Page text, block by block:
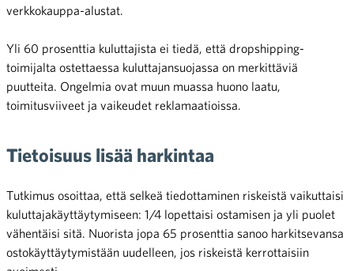
verkkokauppa-alustat.
Yli 60 prosenttia kuluttajista ei tiedä, että dropshipping-
toimijalta ostettaessa kuluttajansuojassa on merkittäviä
puutteita. Ongelmia ovat muun muassa huono laatu,
toimitusviiveet ja vaikeudet reklamaatioissa.
Tietoisuus lisää harkintaa
Tutkimus osoittaa, että selkeä tiedottaminen riskeistä vaikuttaisi
kuluttajakäyttäytymiseen: 1/4 lopettaisi ostamisen ja yli puolet
vähentäisi sitä. Nuorista jopa 65 prosenttia sanoo harkitsevansa
ostokäyttäytymistään uudelleen, jos riskeistä kerrottaisiin